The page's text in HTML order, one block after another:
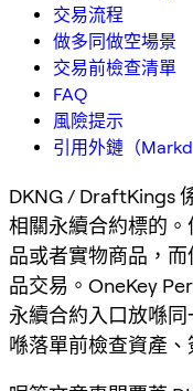
交易流程
做多同做空場景
交易前檢查清單
FAQ
風險提示
引用外鏈（
DKNG / DraftKings
相關永續合約標的
品或者實物商品，
品交易。OneKey
永續合約入口放喺
喺落單前檢查資產、